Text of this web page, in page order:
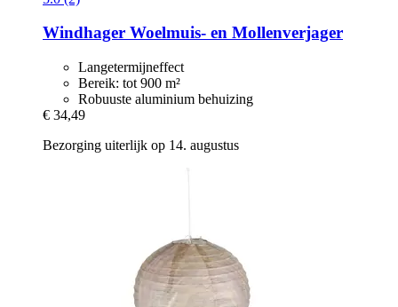
Windhager Woelmuis-​ en Mollenverjager
Langetermijneffect
Bereik: tot 900 m²
Robuuste aluminium behuizing
€ 34,49
Bezorging uiterlijk op 14. augustus